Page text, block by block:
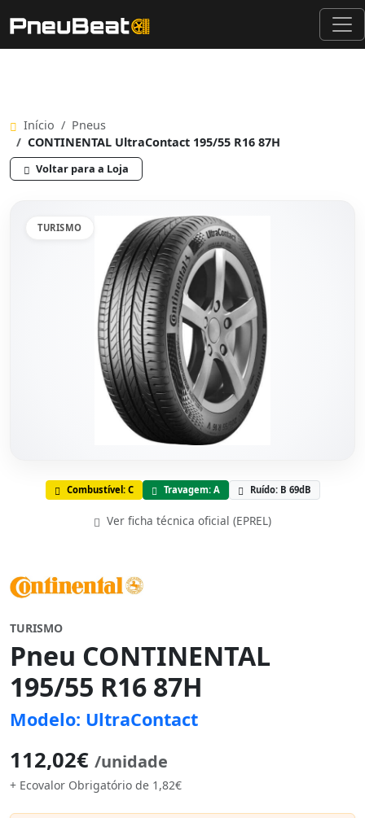
Início
Pneus
CONTINENTAL UltraContact 195/55 R16 87H
Voltar para a Loja
TURISMO
Combustível: C Travagem: A Ruído: B 69dB
Ver ficha técnica oficial (EPREL)
TURISMO
Pneu CONTINENTAL
195/55 R16 87H
Modelo: UltraContact
112,02€ /unidade
+ Ecovalor Obrigatório de 1,82€